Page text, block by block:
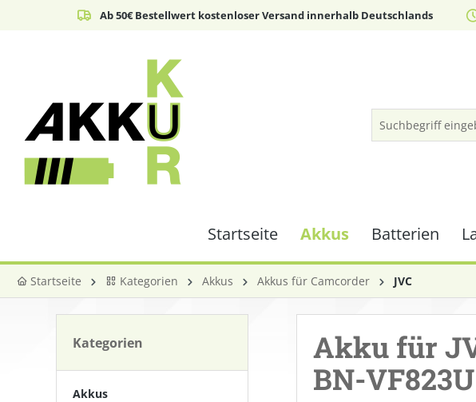
Zur Hauptnavigation springen
Ab 50€ Bestellwert kostenloser Versand innerhalb Deutschlands
Startseite Akkus Batterien
Startseite Kategorien Akkus Akkus für Camcorder JVC
Akkus
Akku für
BN-VF823U